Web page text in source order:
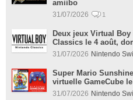
amiibo
31/07/2026 1
Deux jeux Virtual
Classics le 4 août,
31/07/2026 Nintendo
Super Mario
virtuelle GameCube
31/07/2026 Nintendo